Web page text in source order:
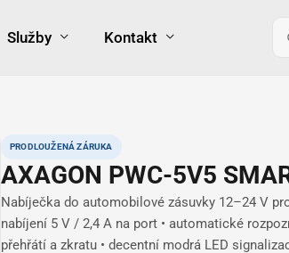
Služby Kontakt
PRODLOUŽENÁ ZÁRUKA
AXAGON PWC-5V5
Nabíječka do automobilové zásuvky 12–24 V
nabíjení 5 V / 2,4 A na port • automatické
přehřátí a zkratu • decentní modrá LED